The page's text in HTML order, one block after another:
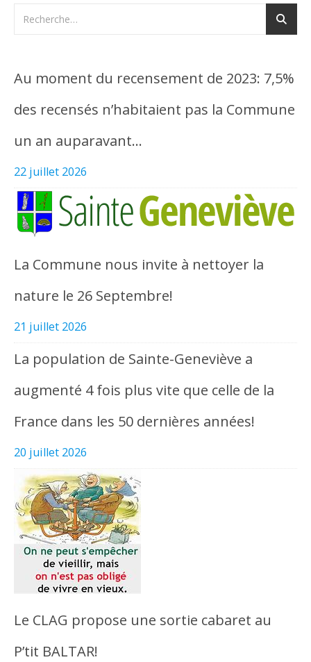
Au moment du recensement de 2023: 7,5%
des recensés n’habitaient pas la Commune
un an auparavant…
22 juillet 2026
La Commune nous invite à nettoyer la
nature le 26 Septembre!
21 juillet 2026
La population de Sainte-Geneviève a
augmenté 4 fois plus vite que celle de la
France dans les 50 dernières années!
20 juillet 2026
Le CLAG propose une sortie cabaret au
P’tit BALTAR!